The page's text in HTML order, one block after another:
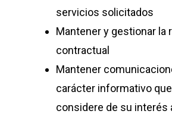
servicios solicitados
Mantener y gestionar la
contractual
Mantener
carácter informativo
considere de su interés